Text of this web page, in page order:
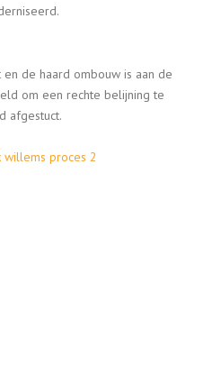
de haard ombouw is aan de
om een rechte belijning te
afgestuct.